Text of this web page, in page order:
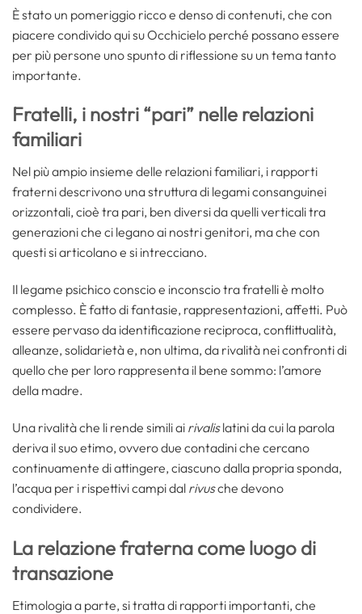
È stato un pomeriggio ricco e denso di contenuti, che con
piacere condivido qui su Occhicielo perché possano essere
per più persone uno spunto di riflessione su un tema tanto
importante.
Fratelli, i nostri “pari” nelle relazioni
familiari
Nel più ampio insieme delle relazioni familiari, i rapporti
fraterni descrivono una struttura di legami consanguinei
orizzontali, cioè tra pari, ben diversi da quelli verticali tra
generazioni che ci legano ai nostri genitori, ma che con
questi si articolano e si intrecciano.
Il legame psichico conscio e inconscio tra fratelli è molto
complesso. È fatto di fantasie, rappresentazioni, affetti. Può
essere pervaso da identificazione reciproca, conflittualità,
alleanze, solidarietà e, non ultima, da rivalità nei confronti di
quello che per loro rappresenta il bene sommo: l’amore
della madre.
Una rivalità che li rende simili ai rivalislatini da cui la parola
deriva il suo etimo, ovvero due contadini che cercano
continuamente di attingere, ciascuno dalla propria sponda,
l’acqua per i rispettivi campi dal rivusche devono
condividere.
La relazione fraterna come luogo di
transazione
Etimologia a parte, si tratta di rapporti importanti, che